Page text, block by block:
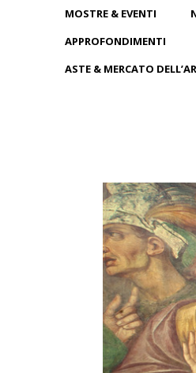
MOSTRE & EVENTI
APPROFONDIMENTI
ASTE & MERCATO